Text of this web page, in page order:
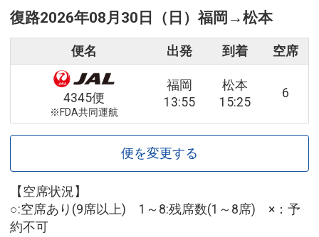
復路2026年08月30日（日）福岡 →松本
便名 出発 到着 空席
4345便
※FDA共同運航
福岡
13:55
松本
15:25
6
便を変更する
【空席状況】
○:空席あり(9席以上) 1～8:残席数(1～8席) ×：予
約不可